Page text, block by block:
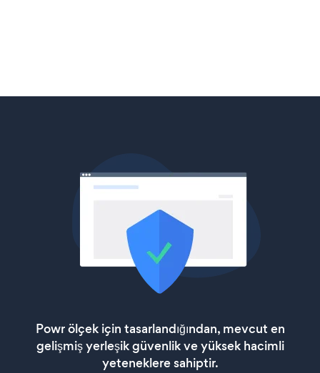
Powr ölçek için tasarlandığından, mevcut en
gelişmiş yerleşik güvenlik ve yüksek hacimli
yeteneklere sahiptir.